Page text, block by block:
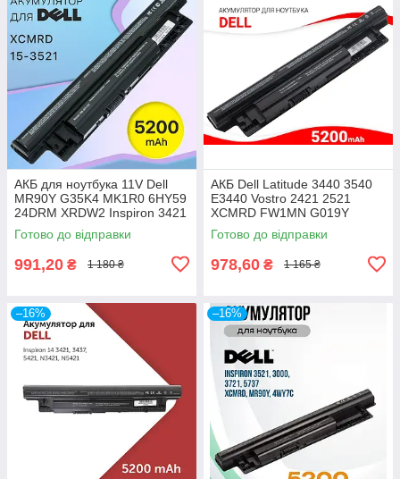
АКБ для ноутбука 11V Dell
MR90Y G35K4 MK1R0 6HY59
24DRM XRDW2 Inspiron 3421
3437 3521 3537 3721 5421
5521 5537
Готово до відправки
991,20 ₴ 1 180 ₴
АКБ Dell Latitude 3440 3540
E3440 Vostro 2421 2521
XCMRD FW1MN G019Y
4DMNG 0MF69 T1G4M
W6XNM 6K73M 6 Cell 11.1V
Готово до відправки
978,60 ₴ 1 165 ₴
–16% –16%